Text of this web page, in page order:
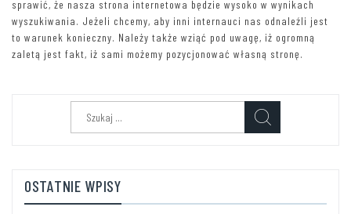
sprawić, że nasza strona internetowa będzie wysoko w wynikach
wyszukiwania. Jeżeli chcemy, aby inni internauci nas odnaleźli jest
to warunek konieczny. Należy także wziąć pod uwagę, iż ogromną
zaletą jest fakt, iż sami możemy pozycjonować własną stronę.
OSTATNIE WPISY